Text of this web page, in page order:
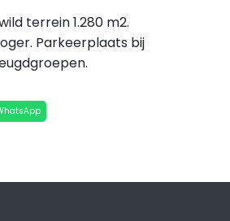
terrein 1.280 m2.
Parkeerplaats bij